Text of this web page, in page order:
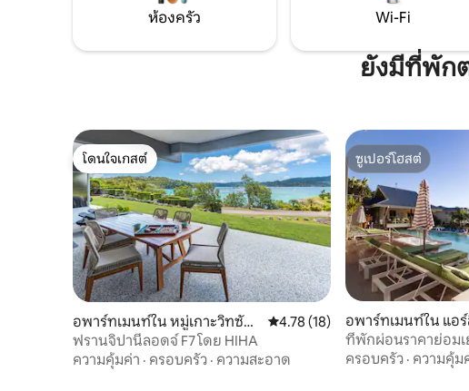
ห้องครัว Wi-Fi
ยังมีที่พักต
โดนใจเกสต์
โดนใจเกสต์
อพาร์ทเมนท์ใน หมู่เกาะวิทซันเ
ดย์
คะแนนเฉลี่ย 4.78 จาก 5, 18 รีวิว
4.78 (18)
ฟรานจิปานีลอดจ์ F7 โดย HIHA
ความคุ้มค่า · ครอบครัว · ความสะอาด
ซูเปอร์โฮสต์
ซูเปอร์โฮสต์
อพาร์ทเมนท์ใน แอร์
ที่พักผ่อนราคาย่อมเ
ครอบครัว · ความคุ้ม